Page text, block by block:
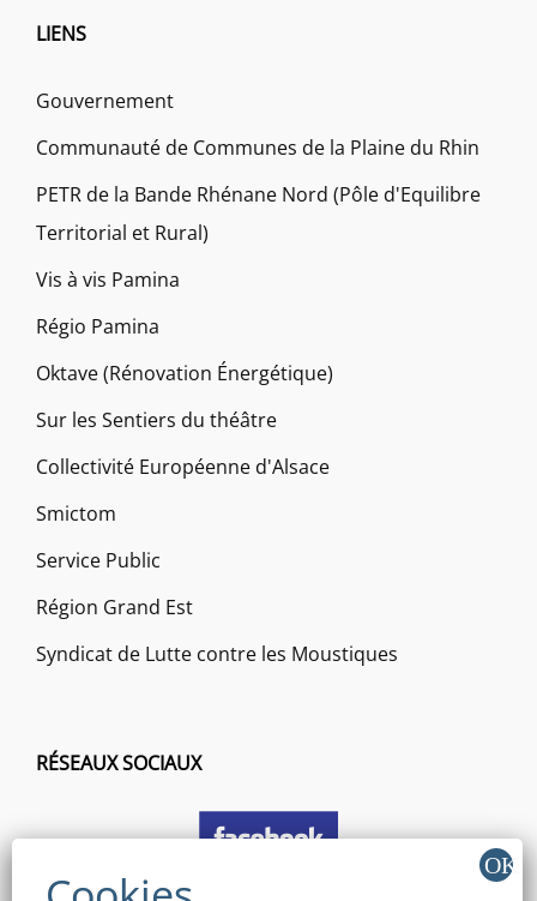
LIENS
Gouvernement
Communauté de Communes de la Plaine du Rhin
PETR de la Bande Rhénane Nord (Pôle d'Equilibre
Territorial et Rural)
Vis à vis Pamina
Régio Pamina
Oktave (Rénovation Énergétique)
Sur les Sentiers du théâtre
Collectivité Européenne d'Alsace
Smictom
Service Public
Région Grand Est
Syndicat de Lutte contre les Moustiques
RÉSEAUX SOCIAUX